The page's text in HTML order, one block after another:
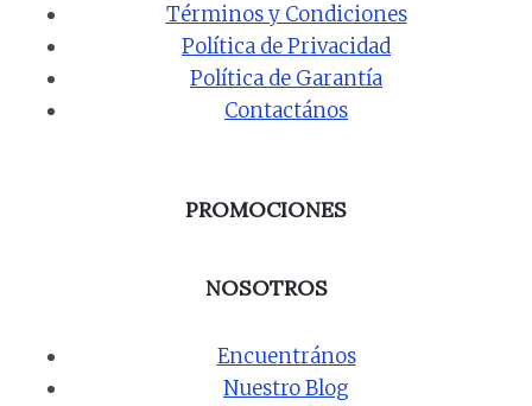
Términos y Condiciones
Política de Privacidad
Política de Garantía
Contactános
PROMOCIONES
NOSOTROS
Encuentrános
Nuestro Blog